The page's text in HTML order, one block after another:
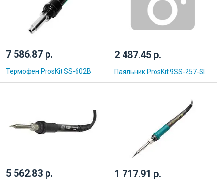
7 586.87 р.
Термофен ProsKit SS-602B
2 487.45 р.
Паяльник ProsKit 9SS-257-SI
5 562.83 р. 1 717.91 р.